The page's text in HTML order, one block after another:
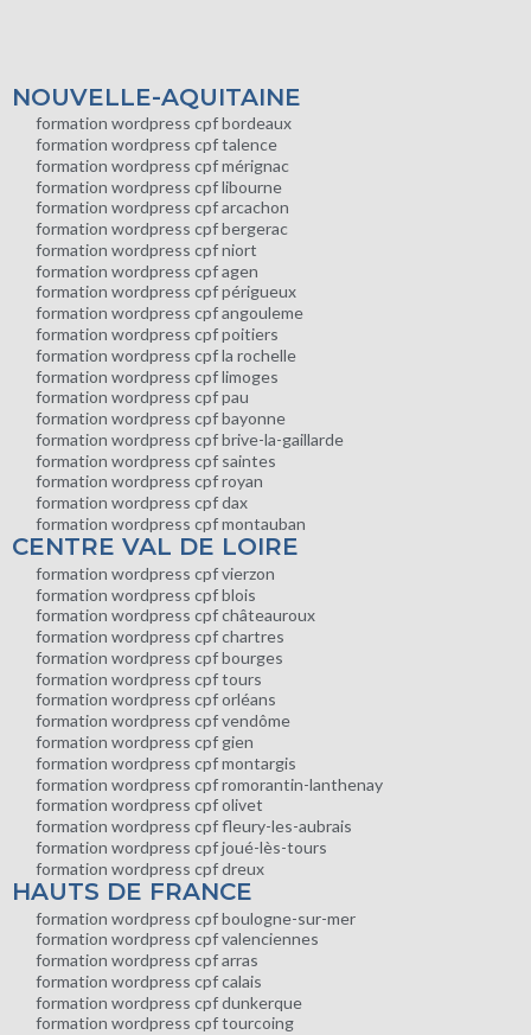
NOUVELLE-AQUITAINE
formation wordpress cpf bordeaux
formation wordpress cpf talence
formation wordpress cpf mérignac
formation wordpress cpf libourne
formation wordpress cpf arcachon
formation wordpress cpf bergerac
formation wordpress cpf niort
formation wordpress cpf agen
formation wordpress cpf périgueux
formation wordpress cpf angouleme
formation wordpress cpf poitiers
formation wordpress cpf la rochelle
formation wordpress cpf limoges
formation wordpress cpf pau
formation wordpress cpf bayonne
formation wordpress cpf brive-la-gaillarde
formation wordpress cpf saintes
formation wordpress cpf royan
formation wordpress cpf dax
formation wordpress cpf montauban
CENTRE VAL DE LOIRE
formation wordpress cpf vierzon
formation wordpress cpf blois
formation wordpress cpf châteauroux
formation wordpress cpf chartres
formation wordpress cpf bourges
formation wordpress cpf tours
formation wordpress cpf orléans
formation wordpress cpf vendôme
formation wordpress cpf gien
formation wordpress cpf montargis
formation wordpress cpf romorantin-lanthenay
formation wordpress cpf olivet
formation wordpress cpf fleury-les-aubrais
formation wordpress cpf joué-lès-tours
formation wordpress cpf dreux
HAUTS DE FRANCE
formation wordpress cpf boulogne-sur-mer
formation wordpress cpf valenciennes
formation wordpress cpf arras
formation wordpress cpf calais
formation wordpress cpf dunkerque
formation wordpress cpf tourcoing